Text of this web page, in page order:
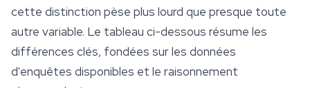
cette distinction pèse plus lourd que presque toute
autre variable. Le tableau ci-dessous résume les
différences clés, fondées sur les données
d'enquêtes disponibles et le raisonnement